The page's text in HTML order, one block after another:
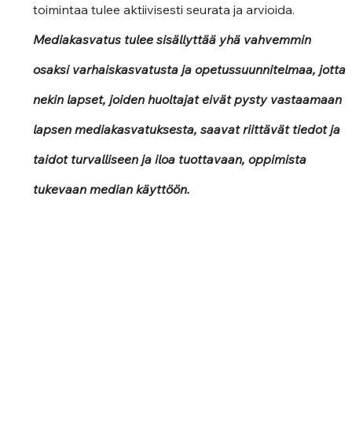
toimintaa tulee aktiivisesti seurata ja arvioida.
Mediakasvatus tulee sisällyttää yhä vahvemmin
osaksi varhaiskasvatusta ja opetussuunnitelmaa, jotta
nekin lapset, joiden huoltajat eivät pysty vastaamaan
lapsen mediakasvatuksesta, saavat riittävät tiedot ja
taidot turvalliseen ja iloa tuottavaan, oppimista
tukevaan median käyttöön.